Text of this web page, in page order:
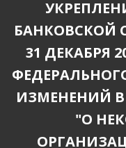
БАНКОВСКОЙ
31 ДЕКАБРЯ
ИЗМЕНЕНИЙ
"О